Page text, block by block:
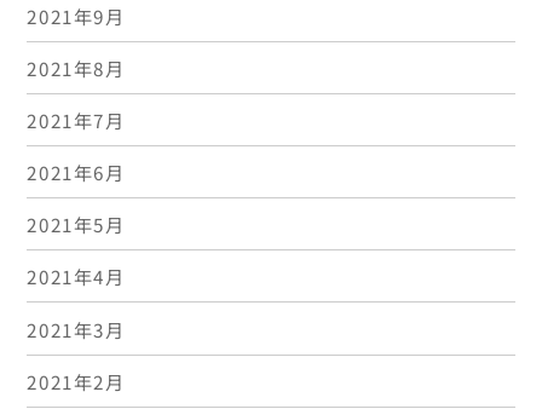
2021年9月
2021年8月
2021年7月
2021年6月
2021年5月
2021年4月
2021年3月
2021年2月